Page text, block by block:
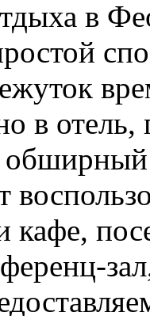
в
в отель,
кафе,